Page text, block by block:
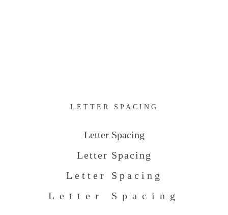
LETTER SPACING
Letter Spacing
Letter Spacing
Letter Spacing
Letter Spacing